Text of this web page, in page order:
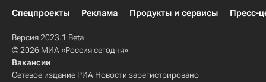
Спецпроекты
Реклама Продукты и сервисы Пресс-
Версия 2023.1 Beta
© 2026 МИА «Россия сегодня»
Вакансии
Сетевое издание РИА Новости зарегистрировано